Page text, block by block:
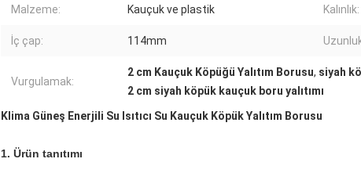
Malzeme: Kauçuk ve plastik Kalınlık:
İç çap: 114mm
Vurgulamak:
2 cm Kauçuk Köpüğü Yalıtım Borusu, siyah
2 cm siyah köpük kauçuk boru yalıtımı
Klima Güneş Enerjili Su Isıtıcı Su Kauçuk Köpük Yalıtım Borusu
1. Ürün tanıtımı